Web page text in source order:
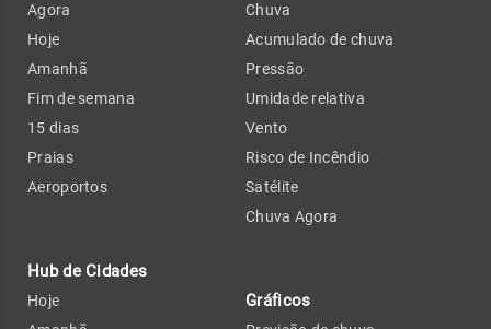
Agora
Hoje
Amanhã
Fim de semana
15 dias
Praias
Aeroportos
Hub de Cidades
Hoje
Chuva
Acumulado de chuva
Pressão
Umidade relativa
Vento
Risco de Incêndio
Satélite
Chuva Agora
Gráficos